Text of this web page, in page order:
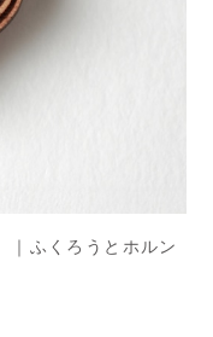
｜ふくろうとホルン